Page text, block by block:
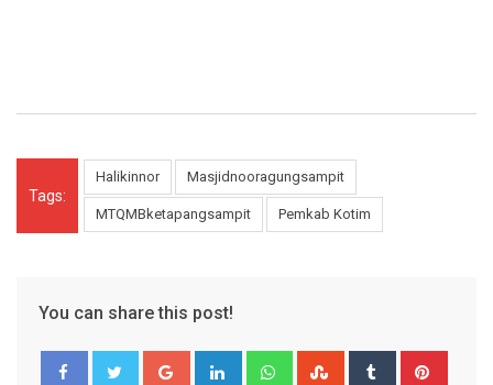
Tags:
Halikinnor Masjidnooragungsampit
MTQMBketapangsampit Pemkab Kotim
You can share this post!
Google+ LinkedIn WhatsappStumbleUpon
Tumblr